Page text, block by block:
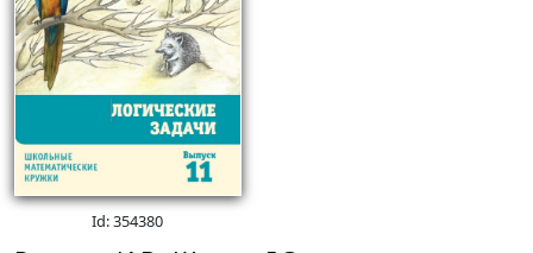
Id: 354380